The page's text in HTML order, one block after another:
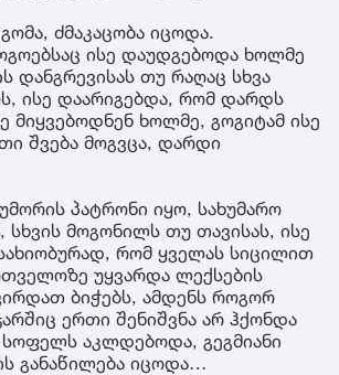
ძმაკაცობა იცოდა.
ისე დაუდგებოდა ხოლმე
დანგრევისას თუ რაღაც სხვა
ისე დაარიგებდა, რომ დარდს
მიყვებოდნენ ხოლმე, გოგიტამ ისე
შვება მოგვცა, დარდი
პატრონი იყო, სახუმარო
სხვის მოგონილს თუ თავისას, ისე
რომ ყველას სიცილით
უყვარდა ლექსების
ბიჭებს, ამდენს როგორ
ერთი შენიშვნა არ ჰქონდა
აკლდებოდა, გეგმიანი
განაწილება იცოდა…